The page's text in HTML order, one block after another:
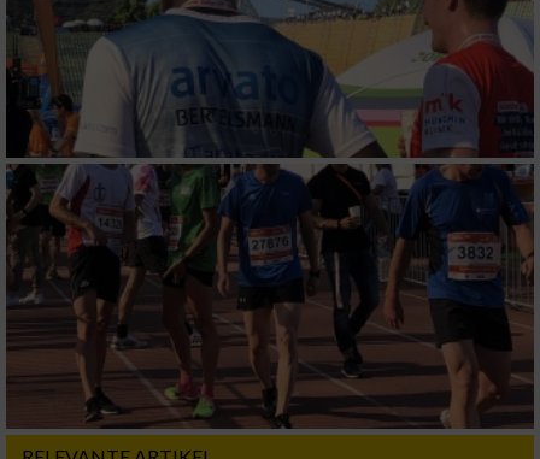
oder Kombinationen von Daten aus
verschiedenen Quellen
Entwicklung und Verbesserung der Angebote
Verwendung reduzierter Daten zur Auswahl
von Inhalten
IAB-Besonderheiten:
Verwendung genauer Standortdaten
Geräte anhand von aktiv angeforderten
Informationen identifizieren
Nicht-IAB-Verarbeitungszwecke:
Notwendig